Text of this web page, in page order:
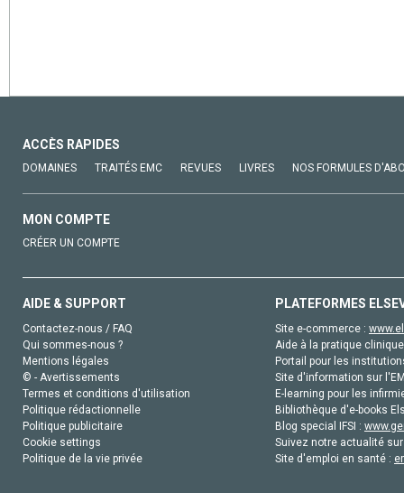
ACCÈS RAPIDES
DOMAINES TRAITÉS EMC REVUES LIVRES NOS FORMULES
MON COMPTE
CRÉER UN COMPTE
AIDE & SUPPORT
Contactez-nous / FAQ
Qui sommes-nous ?
Mentions légales
© - Avertissements
Termes et conditions d'utilisation
Politique rédactionnelle
Politique publicitaire
Cookie settings
Politique de la vie privée
PLATEFORMES
Site e-commerce :
Aide à la pratique
Portail pour les
Site d'information sur
E-learning pour les
Bibliothèque d'e-books
Blog special IFSI :
Suivez notre actualité
Site d'emploi en santé :